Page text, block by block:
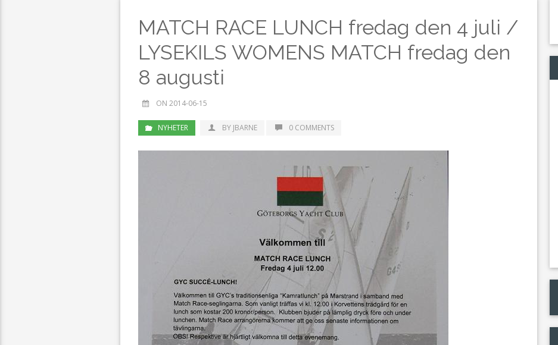
MATCH RACE LUNCH fredag den 4 juli /
LYSEKILS WOMENS MATCH fredag den
8 augusti
ON 2014-06-15
NYHETER BY JBARNE 0 COMMENTS